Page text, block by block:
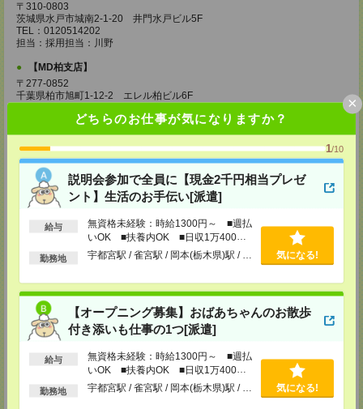
どちらのお仕事が気になりますか？
1/10
説明会参加で全員に【現金2千円相当プレゼ
ント】生活のお手伝い[派遣]
給与
無資格未経験：時給1300円～ ■週払
いOK ■扶養内OK ■日収1万400円
以上
勤務地 宇都宮駅 / 雀宮駅 / 岡本(栃木県)駅 / … 気になる!
【オープニング募集】おばあちゃんのお散歩
付き添いも仕事の1つ[派遣]
給与
無資格未経験：時給1300円～ ■週払
いOK ■扶養内OK ■日収1万400円
以上
勤務地 宇都宮駅 / 雀宮駅 / 岡本(栃木県)駅 / … 気になる!
×
〒310-0803
茨城県水戸市城南2-1-20 井門水戸ビル5F
TEL：0120514202
担当：採用担当：川野
【MD柏支店】
〒277-0852
千葉県柏市旭町1-12-2 エレル柏ビル6F
担当：採用担当：渡辺
【MD千葉支店】
〒260-0015
千葉県千葉市中央区富士見1-15-9 朝日生命千葉ビル4F
TEL：0120514202
担当：採用担当：椿森
【MD東京支店】
東京都新宿区西新宿1-25-1 新宿センタービル30F
担当：採用担当：三輪
【MD新宿支店】
〒163-0630
東京都新宿区西新宿1-25-1 新宿センタービル30F
TEL：0120514202
担当：採用担当：西川
【MD城南支店】